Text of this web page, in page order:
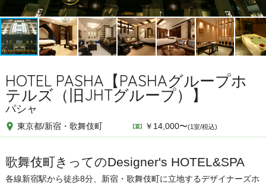
HOTEL PASHA【PASHAグループホ
テルズ（旧JHTグループ）】
パシャ
東京都/新宿・歌舞伎町 ￥14,000〜(1室/税込)
歌舞伎町きってのDesigner's HOTEL&SPA
各線新宿駅から徒歩8分、新宿・歌舞伎町に立地するデザイナーズホ